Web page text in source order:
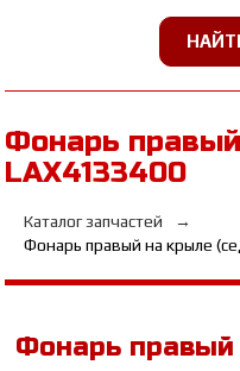
Фонарь
LAX4133400
Каталог запчастей
Фонарь правый на крыле
Фонарь